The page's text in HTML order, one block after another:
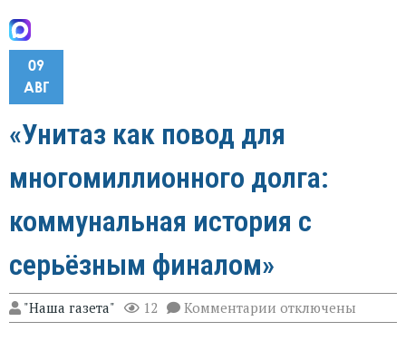
09
АВГ
«Унитаз как повод для
многомиллионного долга:
коммунальная история с
серьёзным финалом»
"Наша газета" 12 Комментарии к
записи
отключены